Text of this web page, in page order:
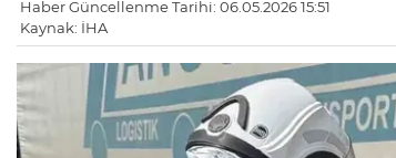
Haber Güncellenme Tarihi: 06.05.2026 15:51
Kaynak: İHA